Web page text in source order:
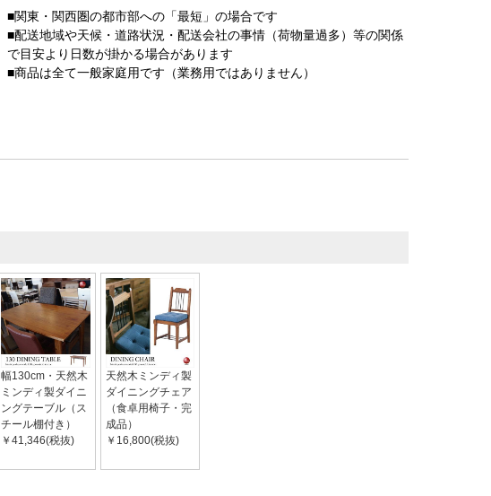
■関東・関西圏の都市部への「最短」の場合です
■配送地域や天候・道路状況・配送会社の事情（荷物量過多）等の関係
で目安より日数が掛かる場合があります
■商品は全て一般家庭用です（業務用ではありません）
幅130cm・天然木
ミンディ製ダイニ
ングテーブル（ス
チール棚付き）
￥41,346(税抜)
天然木ミンディ製
ダイニングチェア
（食卓用椅子・完
成品）
￥16,800(税抜)